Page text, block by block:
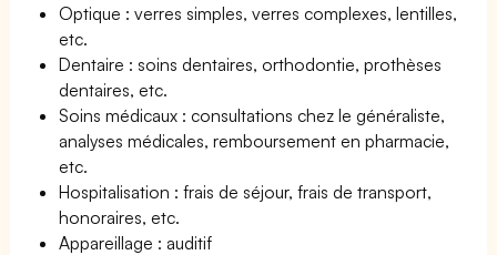
Optique : verres simples, verres complexes, lentilles,
etc.
Dentaire : soins dentaires, orthodontie, prothèses
dentaires, etc.
Soins médicaux : consultations chez le généraliste,
analyses médicales, remboursement en pharmacie,
etc.
Hospitalisation : frais de séjour, frais de transport,
honoraires, etc.
Appareillage : auditif